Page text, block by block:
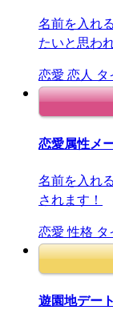
名前を入れ
たいと思わ
恋愛 恋人
恋愛属性メ
名前を入れ
されます！
恋愛 性格
遊園地デー